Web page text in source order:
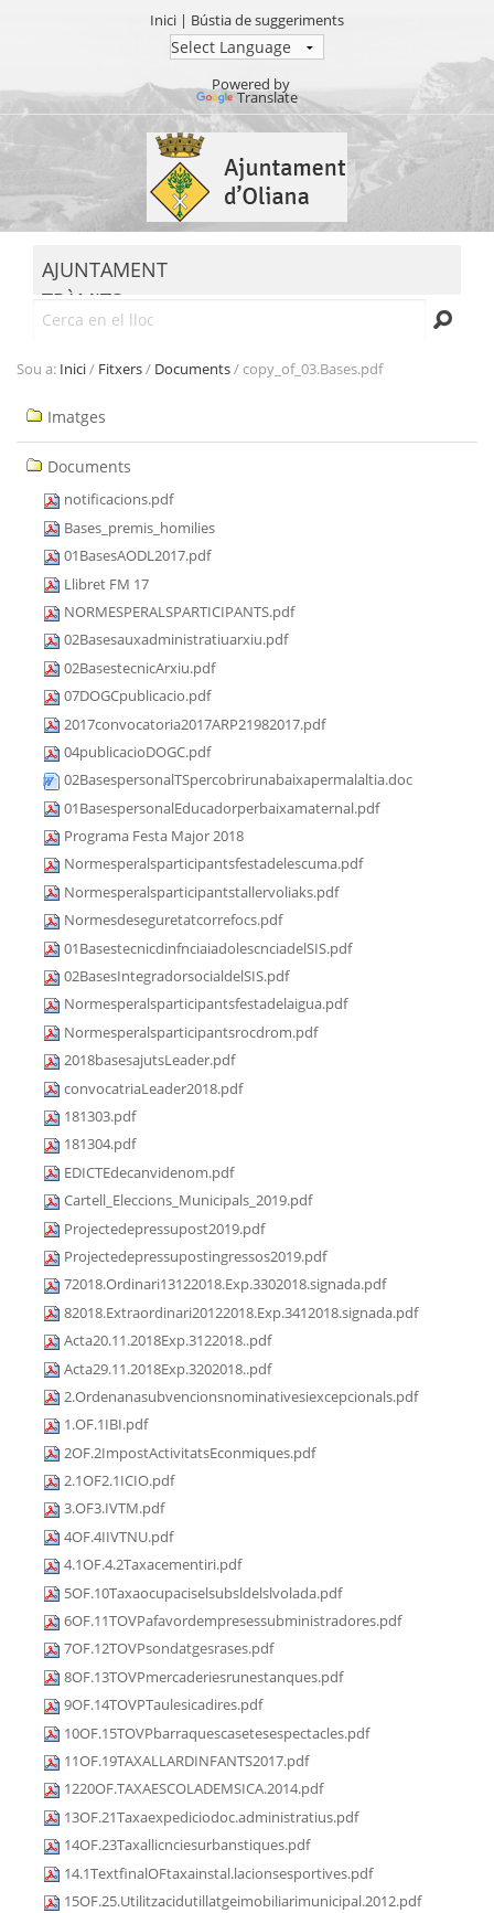
Inici | Bústia de suggeriments
Powered by
Translate
contingut.
Salta
AJUNTAMENT
TRÀMITS
SEU ELECTRÒNICA
TRANSPARÈNCIA
Sou a: Inici/ Fitxers/ Documents/copy_of_03.Bases.pdf
Navegació
Imatges
Documents
notificacions.pdf
Bases_premis_homilies
01BasesAODL2017.pdf
Llibret FM 17
NORMESPERALSPARTICIPANTS.pdf
02Basesauxadministratiuarxiu.pdf
02BasestecnicArxiu.pdf
07DOGCpublicacio.pdf
2017convocatoria2017ARP21982017.pdf
04publicacioDOGC.pdf
02BasespersonalTSpercobrirunabaixapermalaltia.doc
01BasespersonalEducadorperbaixamaternal.pdf
Programa Festa Major 2018
Normesperalsparticipantsfestadelescuma.pdf
Normesperalsparticipantstallervoliaks.pdf
Normesdeseguretatcorrefocs.pdf
01BasestecnicdinfnciaiadolescnciadelSIS.pdf
02BasesIntegradorsocialdelSIS.pdf
Normesperalsparticipantsfestadelaigua.pdf
Normesperalsparticipantsrocdrom.pdf
2018basesajutsLeader.pdf
convocatriaLeader2018.pdf
181303.pdf
181304.pdf
EDICTEdecanvidenom.pdf
Cartell_Eleccions_Municipals_2019.pdf
Projectedepressupost2019.pdf
Projectedepressupostingressos2019.pdf
72018.Ordinari13122018.Exp.3302018.signada.pdf
82018.Extraordinari20122018.Exp.3412018.signada.pdf
Acta20.11.2018Exp.3122018..pdf
Acta29.11.2018Exp.3202018..pdf
2.Ordenanasubvencionsnominativesiexcepcionals.pdf
1.OF.1IBI.pdf
2OF.2ImpostActivitatsEconmiques.pdf
2.1OF2.1ICIO.pdf
3.OF3.IVTM.pdf
4OF.4IIVTNU.pdf
4.1OF.4.2Taxacementiri.pdf
5OF.10Taxaocupaciselsubsldelslvolada.pdf
6OF.11TOVPafavordempresessubministradores.pdf
7OF.12TOVPsondatgesrases.pdf
8OF.13TOVPmercaderiesrunestanques.pdf
9OF.14TOVPTaulesicadires.pdf
10OF.15TOVPbarraquescasetesespectacles.pdf
11OF.19TAXALLARDINFANTS2017.pdf
1220OF.TAXAESCOLADEMSICA.2014.pdf
13OF.21Taxaexpediciodoc.administratius.pdf
14OF.23Taxallicnciesurbanstiques.pdf
14.1TextfinalOFtaxainstal.lacionsesportives.pdf
15OF.25.Utilitzacidutillatgeimobiliarimunicipal.2012.pdf